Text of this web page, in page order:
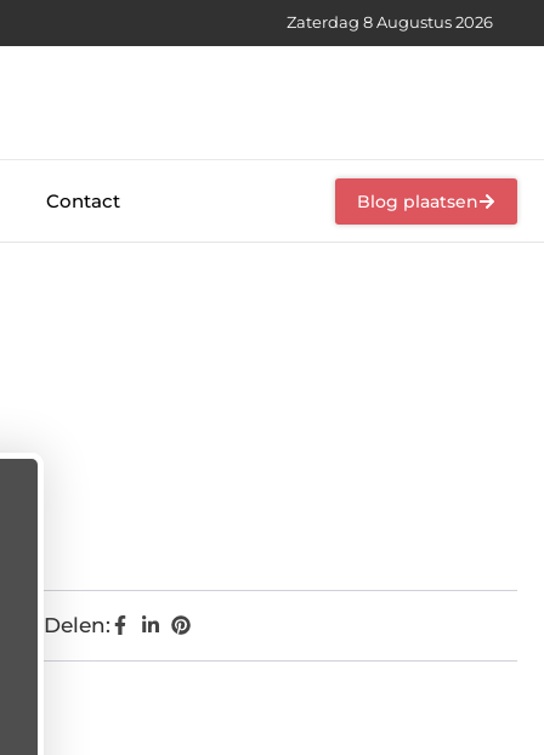
Zaterdag 8 Augustus 2026
Contact Blog plaatsen
Delen: